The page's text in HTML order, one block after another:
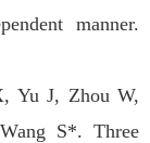
manner.
Yu J, Zhou W,
S*. Three